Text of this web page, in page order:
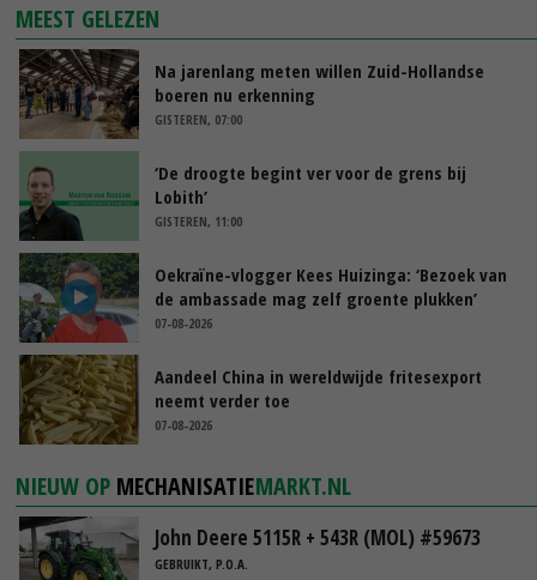
MEEST GELEZEN
Na jarenlang meten willen Zuid-Hollandse
boeren nu erkenning
GISTEREN, 07:00
‘De droogte begint ver voor de grens bij
Lobith’
GISTEREN, 11:00
Oekraïne-vlogger Kees Huizinga: ‘Bezoek van
de ambassade mag zelf groente plukken’
07-08-2026
Aandeel China in wereldwijde fritesexport
neemt verder toe
07-08-2026
NIEUW OP MECHANISATIEMARKT.NL
John Deere 5115R + 543R (MOL) #59673
GEBRUIKT, P.O.A.